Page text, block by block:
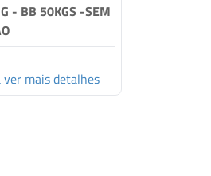
- BB 50KGS -SEM
ver mais detalhes